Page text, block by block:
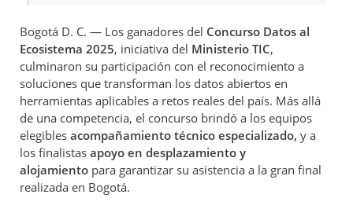
Bogotá D. C. — Los ganadores del Concurso Datos al
Ecosistema 2025, iniciativa del Ministerio TIC,
culminaron su participación con el reconocimiento a
soluciones que transforman los datos abiertos en
herramientas aplicables a retos reales del país. Más allá
de una competencia, el concurso brindó a los equipos
elegibles acompañamiento técnico especializado, y a
los finalistas apoyo en desplazamiento y
alojamiento para garantizar su asistencia a la gran final
realizada en Bogotá.